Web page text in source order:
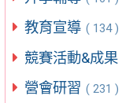
教育宣導 ( 134 )
競賽活動&成果
營會研習 ( 231 )